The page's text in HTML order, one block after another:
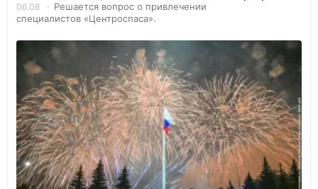
06.08
Решается вопрос о привлечении
специалистов «Центроспаса».